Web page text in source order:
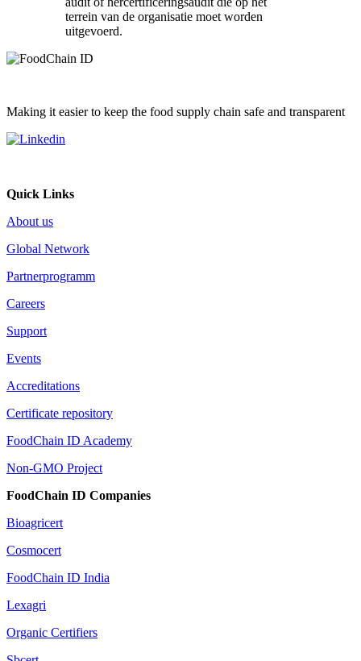
terrein van de organisatie moet worden
uitgevoerd.
Making it easier to keep the food supply chain safe and transparent
Quick Links
About us
Global Network
Partnerprogramm
Careers
Support
Events
Accreditations
Certificate repository
FoodChain ID Academy
Non-GMO Project
FoodChain ID Companies
Bioagricert
Cosmocert
FoodChain ID India
Lexagri
Organic Certifiers